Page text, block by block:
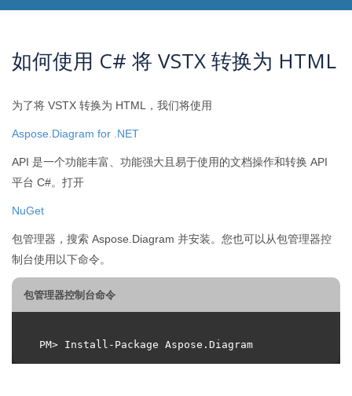
如何使用 C# 将 VSTX 转换为 HTML
为了将 VSTX 转换为 HTML，我们将使用
Aspose.Diagram for .NET
API 是一个功能丰富、功能强大且易于使用的文档操作和转换 API
平台 C#。打开
NuGet
包管理器，搜索 Aspose.Diagram 并安装。您也可以从包管理器控
制台使用以下命令。
包管理器控制台命令